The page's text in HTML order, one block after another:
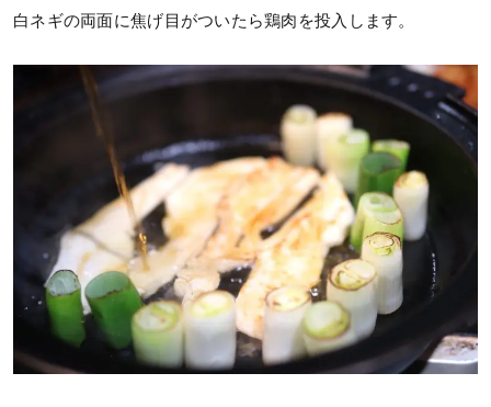
白ネギの両面に焦げ目がついたら鶏肉を投入します。